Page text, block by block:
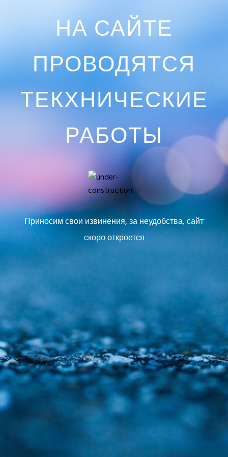
НА САЙТЕ
ПРОВОДЯТСЯ
ТЕКХНИЧЕСКИЕ
РАБОТЫ
Приносим свои извинения, за неудобства, сайт
скоро откроется